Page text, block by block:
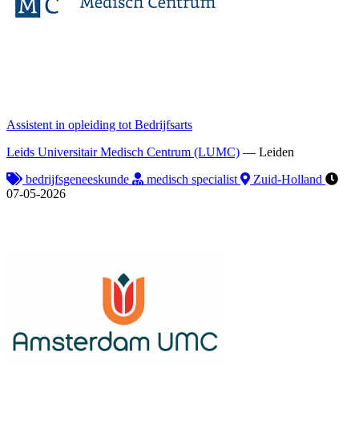
Assistent in opleiding tot Bedrijfsarts
Leids Universitair Medisch Centrum (LUMC) — Leiden
bedrijfsgeneeskunde
medisch specialist
Zuid-Holland
07-05-2026